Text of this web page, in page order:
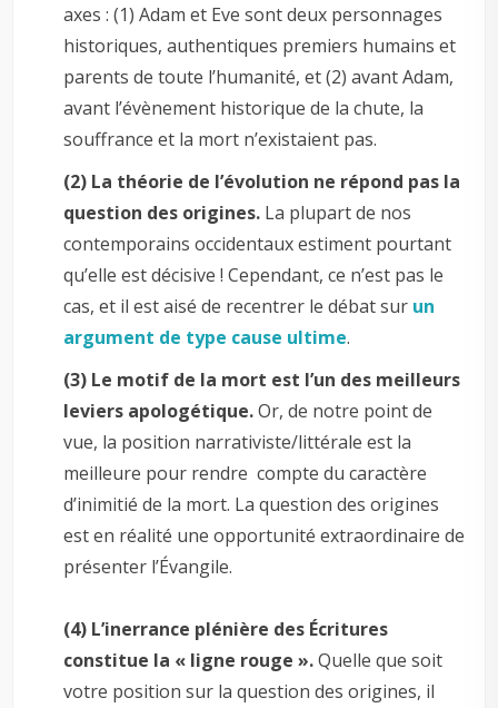
axes : (1)Adam et Eve sont deux personnages
historiques, authentiques premiers humains et
parents de toute l’humanité, et (2) avant Adam,
avant l’évènement historique de la chute, la
souffrance et la mort n’existaient pas.
(2) La théorie de l’évolution ne répond pas la
question des origines. La plupart de nos
contemporains occidentaux estiment pourtant
qu’elle est décisive ! Cependant, ce n’est pas le
cas, et il est aisé de recentrer le débat sur un
argument de type cause ultime.
(3) Le motif de la mort est l’un des meilleurs
leviers apologétique.Or, de notre point de
vue, la position narrativiste/littérale est la
meilleure pour rendre compte du caractère
d’inimitié de la mort. La question des origines
est en réalité une opportunité extraordinaire de
présenter l’Évangile.
(4) L’inerrance plénière des Écritures
constitue la « ligne rouge ».Quelle que soit
votre position sur la question des origines, il